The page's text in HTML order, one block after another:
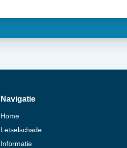
Navigatie
Home
Letselschade
Informatie